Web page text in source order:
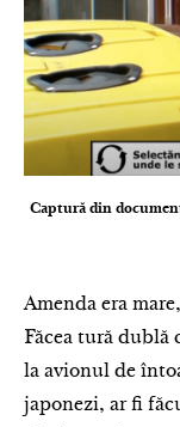
Captură din
Amenda era
Făcea tură
la avionul de
japonezi, ar fi